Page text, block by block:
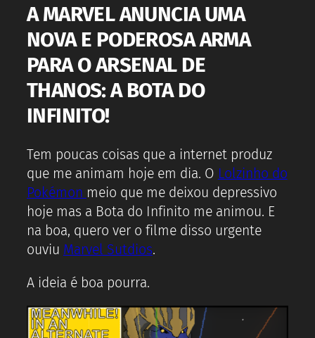
A MARVEL ANUNCIA UMA
NOVA E PODEROSA ARMA
PARA O ARSENAL DE
THANOS: A BOTA DO
INFINITO!
Tem poucas coisas que a internet produz
que me animam hoje em dia. O Lolzinho do
Pokémon meio que me deixou depressivo
hoje mas a Bota do Infinito me animou. E
na boa, quero ver o filme disso urgente
ouviu Marvel Sutdios.
A ideia é boa pourra.